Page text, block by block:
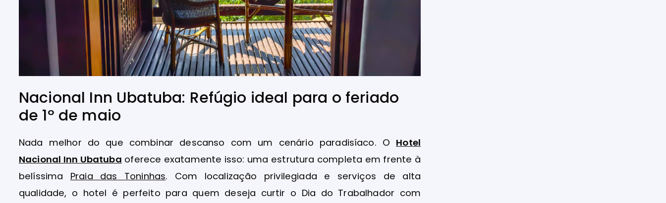
Nacional Inn Ubatuba: Refúgio ideal para o feriado
de 1º de maio
Nada melhor do que combinar descanso com um cenário paradisíaco. O Hotel
Nacional Inn Ubatuba oferece exatamente isso: uma estrutura completa em frente à
belíssima Praia das Toninhas. Com localização privilegiada e serviços de alta
qualidade, o hotel é perfeito para quem deseja curtir o Dia do Trabalhador com